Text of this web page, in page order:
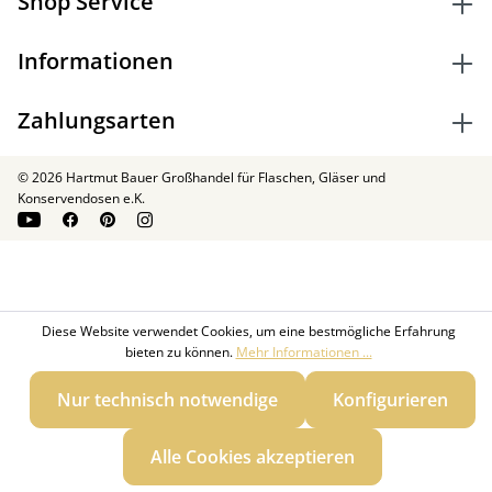
Informationen
Zahlungsarten
© 2026 Hartmut Bauer Großhandel für Flaschen, Gläser und
Konservendosen e.K.
Diese Website verwendet Cookies, um eine bestmögliche Erfahrung
bieten zu können. Mehr Informationen ...
Nur technisch notwendige Konfigurieren
Alle Cookies akzeptieren